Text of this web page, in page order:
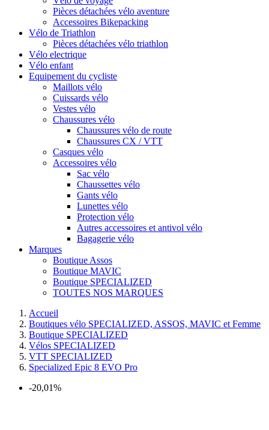
Pièces détachées vélo aventure
Accessoires Bikepacking
Vélo de Triathlon
Pièces détachées vélo triathlon
Vélo electrique
Vélo enfant
Equipement du cycliste
Maillots vélo
Cuissards vélo
Vestes vélo
Chaussures vélo
Chaussures vélo de route
Chaussures CX / VTT
Casques vélo
Accessoires vélo
Sac vélo
Chaussettes vélo
Gants vélo
Lunettes vélo
Protection vélo
Autres accessoires et antivol vélo
Bagagerie vélo
Marques
Boutique Assos
Boutique MAVIC
Boutique SPECIALIZED
TOUTES NOS MARQUES
Accueil
Boutiques vélo SPECIALIZED, ASSOS, MAVIC et Femme
Boutique SPECIALIZED
Vélos SPECIALIZED
VTT SPECIALIZED
Specialized Epic 8 EVO Pro
-20,01%